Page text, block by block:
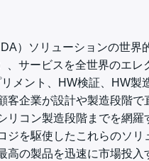
）ソリューションの世
、サービスを全世界のエ
メント、HW検証、HW
客企業が設計や製造段階
リコン製造段階までを網
を駆使したこれらのソ
高の製品を迅速に市場投